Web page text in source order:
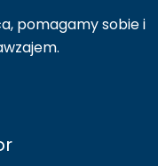
pomagamy sobie i